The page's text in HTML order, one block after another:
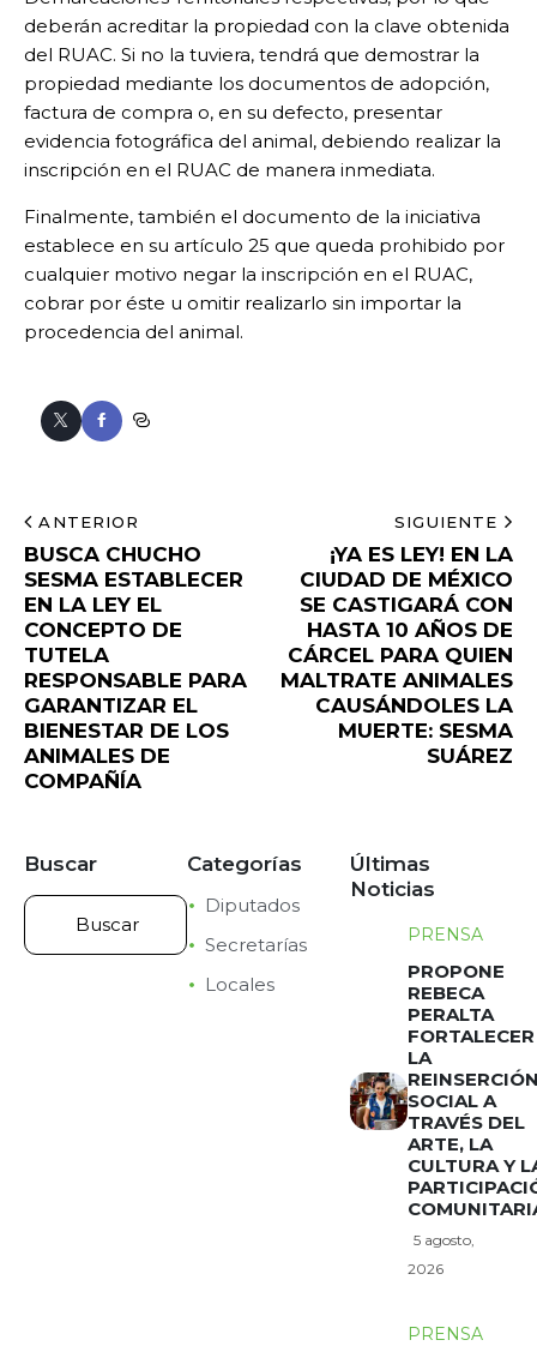
deberán acreditar la propiedad con la clave obtenida
del RUAC. Si no la tuviera, tendrá que demostrar la
propiedad mediante los documentos de adopción,
factura de compra o, en su defecto, presentar
evidencia fotográfica del animal, debiendo realizar la
inscripción en el RUAC de manera inmediata.
Finalmente, también el documento de la iniciativa
establece en su artículo 25 que queda prohibido por
cualquier motivo negar la inscripción en el RUAC,
cobrar por éste u omitir realizarlo sin importar la
procedencia del animal.
ANTERIOR
BUSCA CHUCHO
SESMA ESTABLECER
EN LA LEY EL
CONCEPTO DE
TUTELA
RESPONSABLE PARA
GARANTIZAR EL
BIENESTAR DE LOS
ANIMALES DE
COMPAÑÍA
SIGUIENTE
¡YA ES LEY! EN LA
CIUDAD DE MÉXICO
SE CASTIGARÁ CON
HASTA 10 AÑOS DE
CÁRCEL PARA QUIEN
MALTRATE ANIMALES
CAUSÁNDOLES LA
MUERTE: SESMA
SUÁREZ
Buscar Categorías
Diputados
Secretarías
Locales
Últimas
Noticias
PRENSA
PROPONE
REBECA
PERALTA
FORTALECER
LA
SOCIAL A
TRAVÉS DEL
ARTE, LA
CULTURA Y
5 agosto,
2026
PRENSA